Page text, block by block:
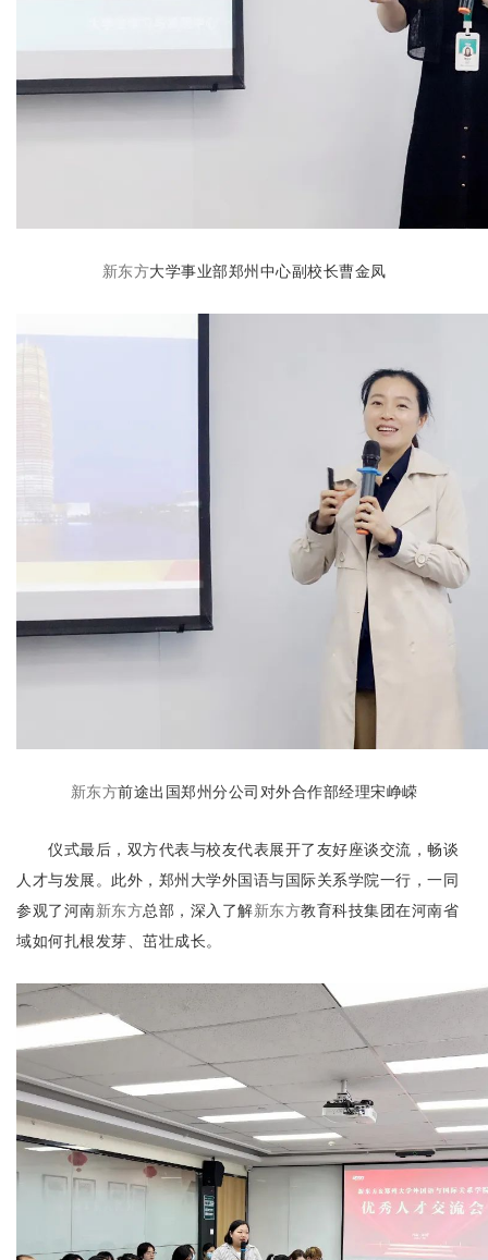
新东方大学事业部郑州中心副校长曹金凤
新东方前途出国郑州分公司对外合作部经理宋峥嵘
仪式最后，双方代表与校友代表展开了友好座谈交流，畅谈
人才与发展。此外，郑州大学外国语与国际关系学院一行，一同
参观了河南新东方总部，深入了解新东方教育科技集团在河南省
域如何扎根发芽、茁壮成长。